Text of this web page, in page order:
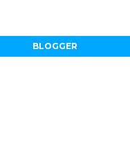
BLOGGER